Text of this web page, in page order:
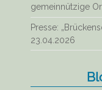
gemeinnützige
Presse:
23.04.2026